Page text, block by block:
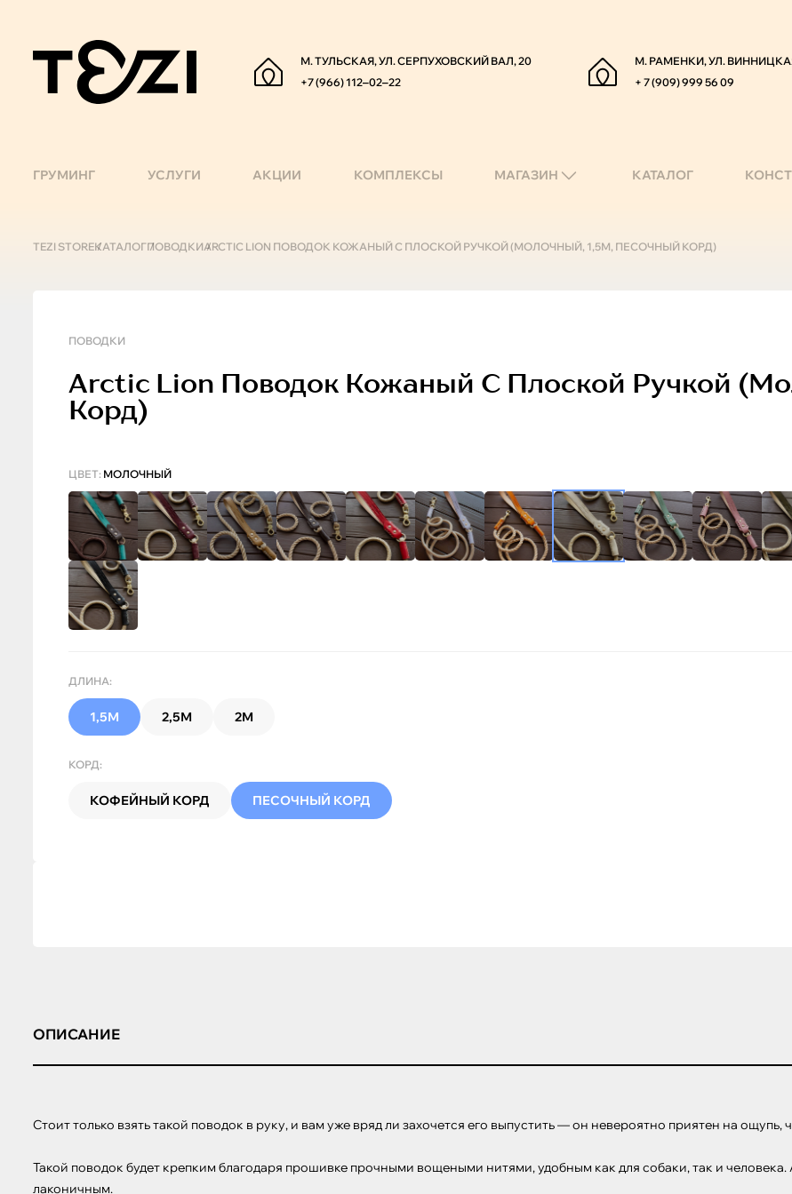
М. ТУЛЬСКАЯ, УЛ. СЕРПУХОВСКИЙ ВАЛ, 20
+7 (966) 112‒02‒22
М. РАМЕНКИ, УЛ.
+ 7 (909) 999 56 09
ГРУМИНГ УСЛУГИ АКЦИИ КОМПЛЕКСЫ МАГАЗИН КАТАЛОГ
TEZI STOREКАТАЛОГПОВОДКИARCTIC LION ПОВОДОК КОЖАНЫЙ С ПЛОСКОЙ РУЧКОЙ (МОЛОЧНЫЙ, 1,5М, ПЕСОЧНЫЙ КОРД)
ПОВОДКИ
Arctic Lion Поводок Кожаный С Плоской Ручкой
Корд)
ЦВЕТ: МОЛОЧНЫЙ
ДЛИНА:
1,5М 2,5М 2М
КОРД:
КОФЕЙНЫЙ КОРД ПЕСОЧНЫЙ КОРД
ОПИСАНИЕ
Стоит только взять такой поводок в руку, и вам уже вряд ли захочется его выпустить — он невероятно приятен на
Такой поводок будет крепким благодаря прошивке прочными вощеными нитями, удобным как для собаки, так и
лаконичным.